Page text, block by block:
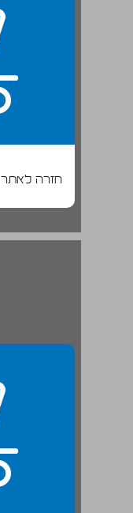
חזרה לאתר